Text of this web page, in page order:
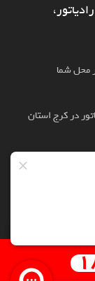
محل شما
در کرج استان
است